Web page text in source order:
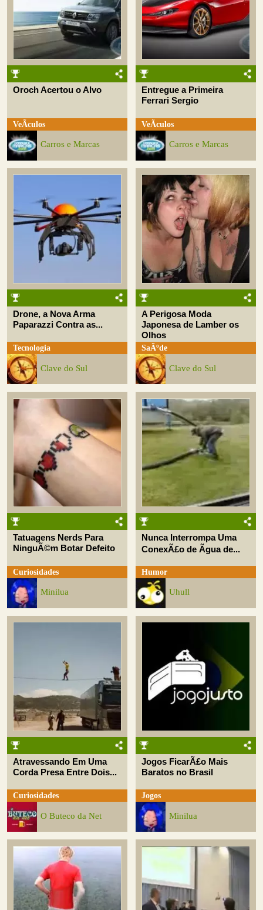
Oroch Acertou o Alvo
VeÃ­culos
Carros e Marcas
Entregue a Primeira
Ferrari Sergio
VeÃ­culos
Carros e Marcas
Drone, a Nova Arma
Paparazzi Contra as...
Tecnologia
Clave do Sul
A Perigosa Moda
Japonesa de Lamber os
Olhos
SaÃºde
Clave do Sul
Tatuagens Nerds Para
NinguÃ©m Botar Defeito
Curiosidades
Minilua
Nunca Interrompa Uma
ConexÃ£o de Ãgua de...
Humor
Uhull
Atravessando Em Uma
Corda Presa Entre Dois...
Curiosidades
O Buteco da Net
Jogos FicarÃ£o Mais
Baratos no Brasil
Jogos
Minilua